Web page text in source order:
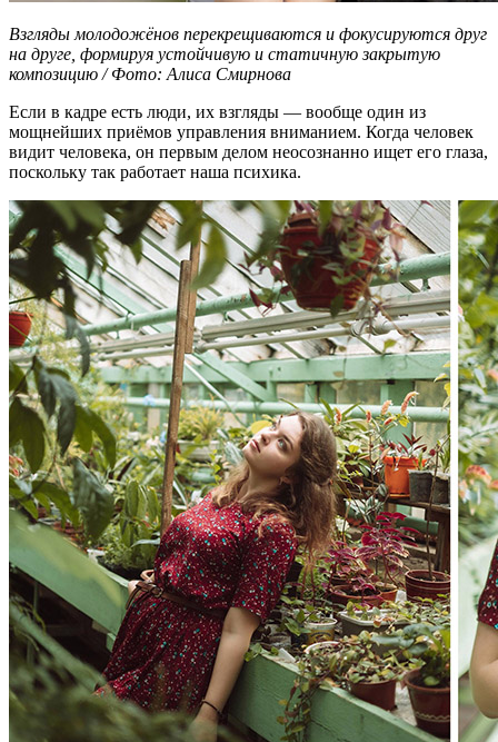
Взгляды молодожёнов перекрещиваются и фокусируются друг
на друге, формируя устойчивую и статичную закрытую
композицию / Фото: Алиса Смирнова
Если в кадре есть люди, их взгляды — вообще один из
мощнейших приёмов управления вниманием. Когда человек
видит человека, он первым делом неосознанно ищет его глаза,
поскольку так работает наша психика.